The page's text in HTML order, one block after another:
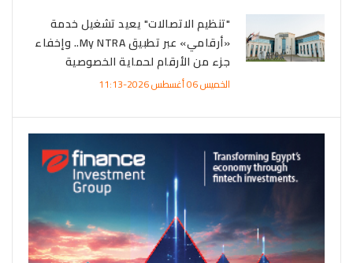
"تنظيم الاتصالات" يعيد تشغيل خدمة
«أرقامي» عبر تطبيق My NTRA.. وإخفاء
جزء من الأرقام لحماية الخصوصية
الخميس 06 أغسطس 2026-11:13